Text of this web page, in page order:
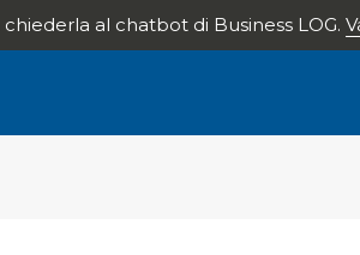
al chatbot di Business LOG.